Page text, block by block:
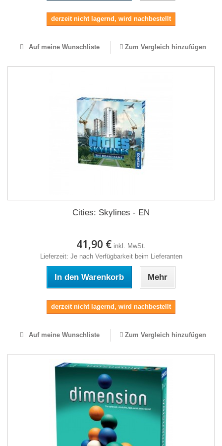
derzeit nicht lagernd, wird nachbestellt
Auf meine Wunschliste Zum Vergleich hinzufügen
Cities: Skylines - EN
41,90 € inkl. MwSt.
Lieferzeit: Je nach Verfügbarkeit beim Lieferanten
In den Warenkorb Mehr
derzeit nicht lagernd, wird nachbestellt
Auf meine Wunschliste Zum Vergleich hinzufügen